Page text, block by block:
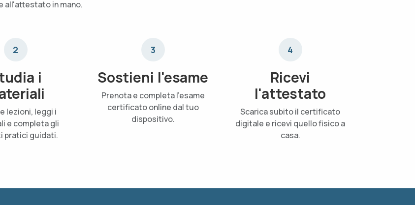
all'attestato in mano.
2
i
lezioni, leggi i
e completa gli
pratici guidati.
3
Sostieni l'esame
Prenota e completa l'esame
certificato online dal tuo
dispositivo.
4
Ricevi
l'attestato
Scarica subito il certificato
digitale e ricevi quello fisico a
casa.